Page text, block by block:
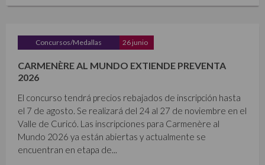
Concursos/Medallas 26 junio
CARMENÈRE AL MUNDO EXTIENDE PREVENTA
2026
El concurso tendrá precios rebajados de inscripción hasta
el 7 de agosto. Se realizará del 24 al 27 de noviembre en el
Valle de Curicó. Las inscripciones para Carmenère al
Mundo 2026 ya están abiertas y actualmente se
encuentran en etapa de...